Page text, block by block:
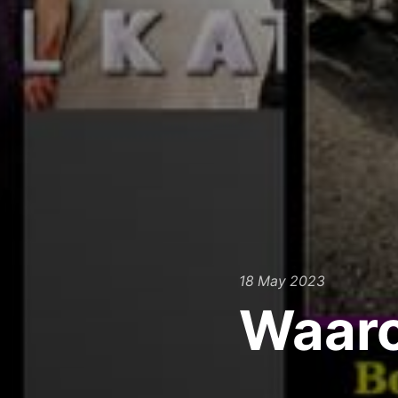
18 May 2023